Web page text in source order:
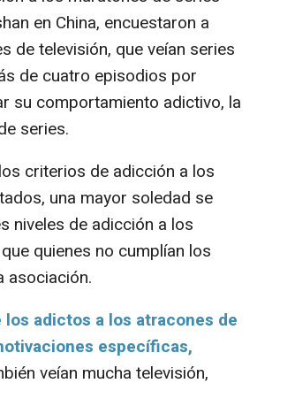
en China, encuestaron a
de televisión, que veían series
de cuatro episodios por
su comportamiento adictivo, la
series.
criterios de adicción a los
una mayor soledad se
niveles de adicción a los
quienes no cumplían los
asociación.
adictos a los atracones de
específicas,
veían mucha televisión,